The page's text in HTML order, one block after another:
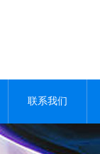
联系我们